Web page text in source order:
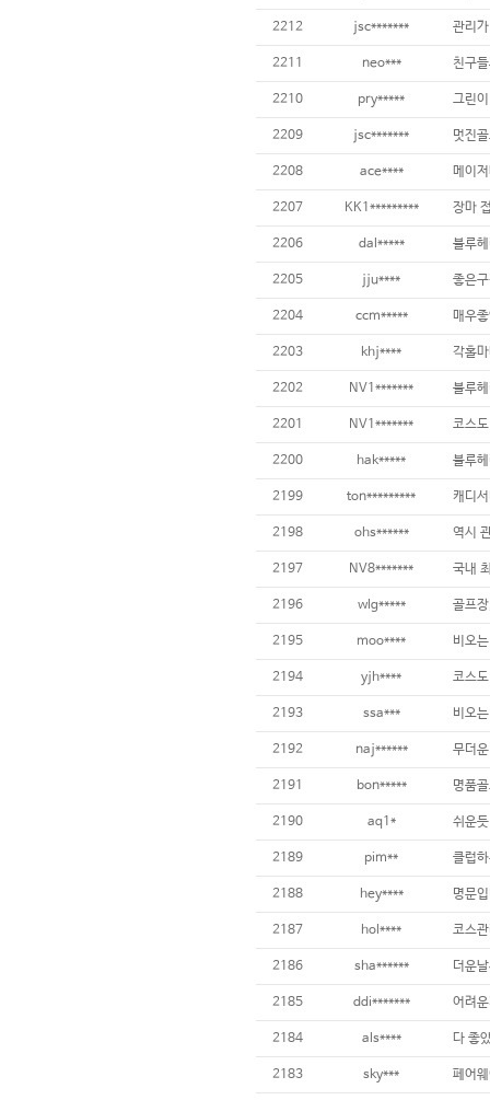
2212 jsc*******
2211 neo***
2210 pry*****
2209 jsc*******
2208 ace****
2207 KK1*********
2206 dal*****
2205 jju****
2204 ccm*****
2203 khj****
2202 NV1*******
2201 NV1*******
2200 hak***** 블루
2199 ton********* 캐디
2198 ohs****** 역시
2197 NV8*******
2196 wlg***** 골프
2195 moo****
2194 yjh****
2193 ssa***
2192 naj******
2191 bon*****
2190 aq1*
2189 pim**
2188 hey****
2187 hol****
2186 sha******
2185 ddi*******
2184 als**** 다 좋
2183 sky***